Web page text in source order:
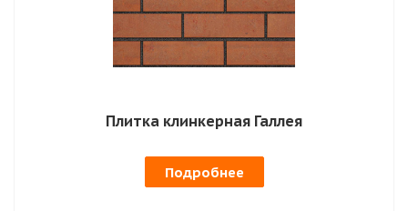
Плитка клинкерная Галлея
Подробнее